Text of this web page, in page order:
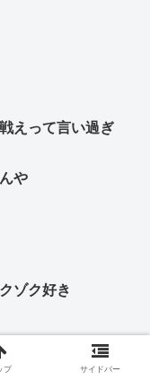
えって言い過ぎ
や
ゾク好き
プ サイドバー